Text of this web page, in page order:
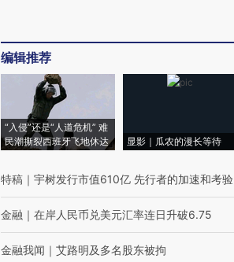
编辑推荐
“入侵”还是“人道危机” 难
民潮撕裂西班牙飞地休达
显影｜瓜农的漫长等待
特稿 ｜ 宇树发行市值610亿 先行者的加速和考验
金融 ｜ 在岸人民币兑美元汇率连日升破6.75
金融我闻 ｜ 艾路明及多名股东被拘